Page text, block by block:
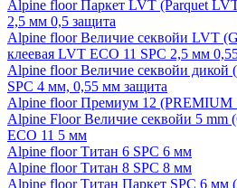
Alpine floor Паркет LVT (Parquet
2,5 мм 0,5 защита
Alpine floor Величие секвойи LVT
клеевая LVT ECO 11 SPC 2,5 мм
Alpine floor Величие секвойи дикой
SPC 4 мм, 0,55 мм защита
Alpine floor Премиум 12 (PREMIUM
Alpine Floor Величие секвойи 5 mm
ECO 11 5 мм
Alpine floor Титан 6 SPC 6 мм
Alpine floor Титан 8 SPC 8 мм
Alpine floor Титан Паркет SPC 6 мм